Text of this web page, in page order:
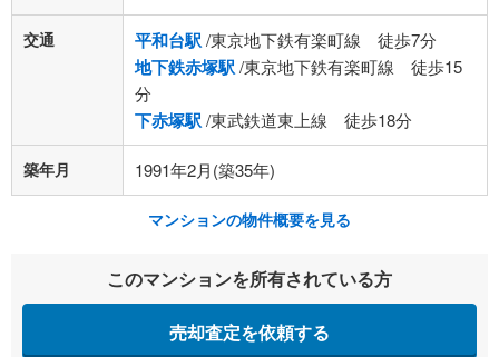
交通 平和台駅/東京地下鉄有楽町線 徒歩7分
地下鉄赤塚駅/東京地下鉄有楽町線 徒歩15
分
下赤塚駅/東武鉄道東上線 徒歩18分
築年月 1991年2月(築35年)
マンションの物件概要を見る
このマンションを所有されている方
売却査定を依頼する